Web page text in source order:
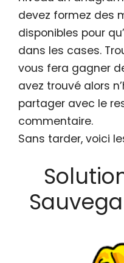
devez formez des
disponibles pour
dans les cases.
vous fera gagner
avez trouvé alors
partager avec le
commentaire.
Sans tarder, voici